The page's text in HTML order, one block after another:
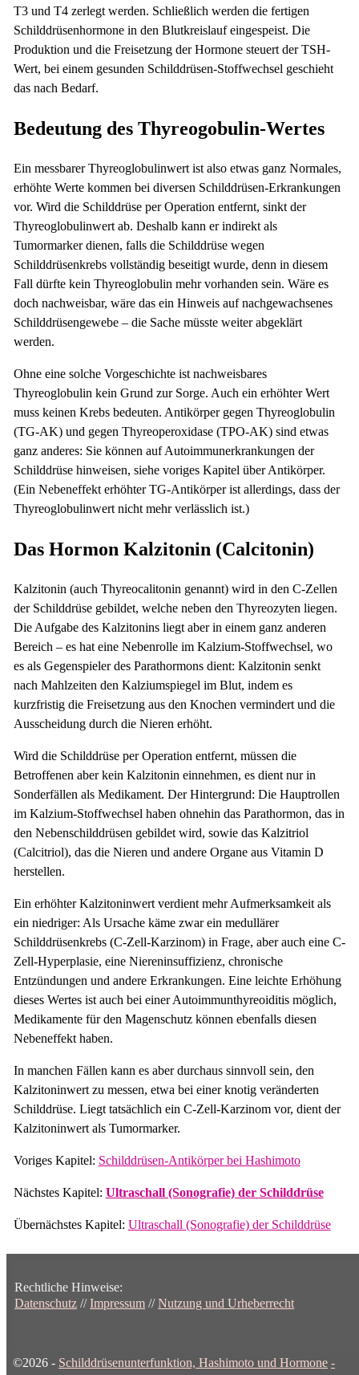
T3 und T4 zerlegt werden. Schließlich werden die fertigen
Schilddrüsenhormone in den Blutkreislauf eingespeist. Die
Produktion und die Freisetzung der Hormone steuert der TSH-
Wert, bei einem gesunden Schilddrüsen-Stoffwechsel geschieht
das nach Bedarf.
Bedeutung des Thyreogobulin-Wertes
Ein messbarer Thyreoglobulinwert ist also etwas ganz Normales,
erhöhte Werte kommen bei diversen Schilddrüsen-Erkrankungen
vor. Wird die Schilddrüse per Operation entfernt, sinkt der
Thyreoglobulinwert ab. Deshalb kann er indirekt als
Tumormarker dienen, falls die Schilddrüse wegen
Schilddrüsenkrebs vollständig beseitigt wurde, denn in diesem
Fall dürfte kein Thyreoglobulin mehr vorhanden sein. Wäre es
doch nachweisbar, wäre das ein Hinweis auf nachgewachsenes
Schilddrüsengewebe – die Sache müsste weiter abgeklärt
werden.
Ohne eine solche Vorgeschichte ist nachweisbares
Thyreoglobulin kein Grund zur Sorge. Auch ein erhöhter Wert
muss keinen Krebs bedeuten. Antikörper gegen Thyreoglobulin
(TG-AK) und gegen Thyreoperoxidase (TPO-AK) sind etwas
ganz anderes: Sie können auf Autoimmunerkrankungen der
Schilddrüse hinweisen, siehe voriges Kapitel über Antikörper.
(Ein Nebeneffekt erhöhter TG-Antikörper ist allerdings, dass der
Thyreoglobulinwert nicht mehr verlässlich ist.)
Das Hormon Kalzitonin (Calcitonin)
Kalzitonin (auch Thyreocalitonin genannt) wird in den C-Zellen
der Schilddrüse gebildet, welche neben den Thyreozyten liegen.
Die Aufgabe des Kalzitonins liegt aber in einem ganz anderen
Bereich – es hat eine Nebenrolle im Kalzium-Stoffwechsel, wo
es als Gegenspieler des Parathormons dient: Kalzitonin senkt
nach Mahlzeiten den Kalziumspiegel im Blut, indem es
kurzfristig die Freisetzung aus den Knochen vermindert und die
Ausscheidung durch die Nieren erhöht.
Wird die Schilddrüse per Operation entfernt, müssen die
Betroffenen aber kein Kalzitonin einnehmen, es dient nur in
Sonderfällen als Medikament. Der Hintergrund: Die Hauptrollen
im Kalzium-Stoffwechsel haben ohnehin das Parathormon, das in
den Nebenschilddrüsen gebildet wird, sowie das Kalzitriol
(Calcitriol), das die Nieren und andere Organe aus Vitamin D
herstellen.
Ein erhöhter Kalzitoninwert verdient mehr Aufmerksamkeit als
ein niedriger: Als Ursache käme zwar ein medullärer
Schilddrüsenkrebs (C-Zell-Karzinom) in Frage, aber auch eine C-
Zell-Hyperplasie, eine Niereninsuffizienz, chronische
Entzündungen und andere Erkrankungen. Eine leichte Erhöhung
dieses Wertes ist auch bei einer Autoimmunthyreoiditis möglich,
Medikamente für den Magenschutz können ebenfalls diesen
Nebeneffekt haben.
In manchen Fällen kann es aber durchaus sinnvoll sein, den
Kalzitoninwert zu messen, etwa bei einer knotig veränderten
Schilddrüse. Liegt tatsächlich ein C-Zell-Karzinom vor, dient der
Kalzitoninwert als Tumormarker.
Voriges Kapitel: Schilddrüsen-Antikörper bei Hashimoto
Nächstes Kapitel: Ultraschall (Sonografie) der Schilddrüse
Übernächstes Kapitel: Ultraschall (Sonografie) der Schilddrüse
Rechtliche Hinweise:
Datenschutz //Impressum //Nutzung und Urheberrecht
©2026 - Schilddrüsenunterfunktion, Hashimoto und Hormone -